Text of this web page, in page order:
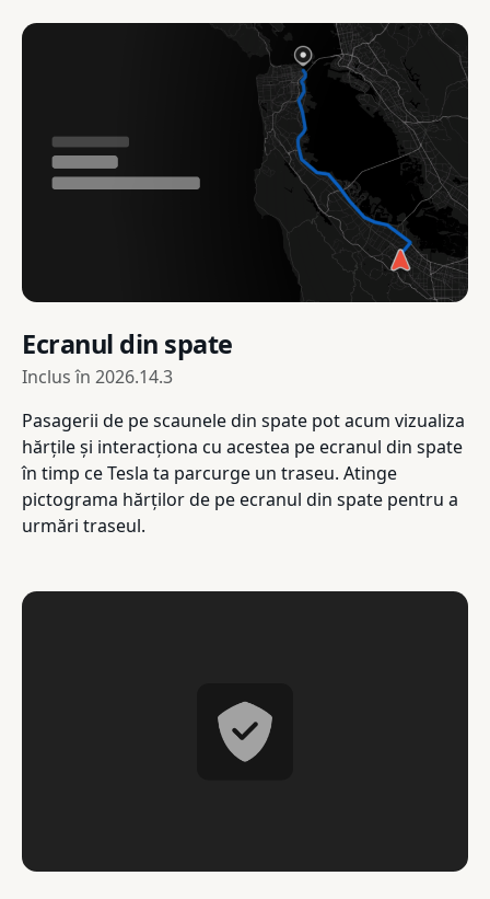
Ecranul din spate
Inclus în 2026.14.3
Pasagerii de pe scaunele din spate pot acum vizualiza
hărțile și interacționa cu acestea pe ecranul din spate
în timp ce Tesla ta parcurge un traseu. Atinge
pictograma hărților de pe ecranul din spate pentru a
urmări traseul.